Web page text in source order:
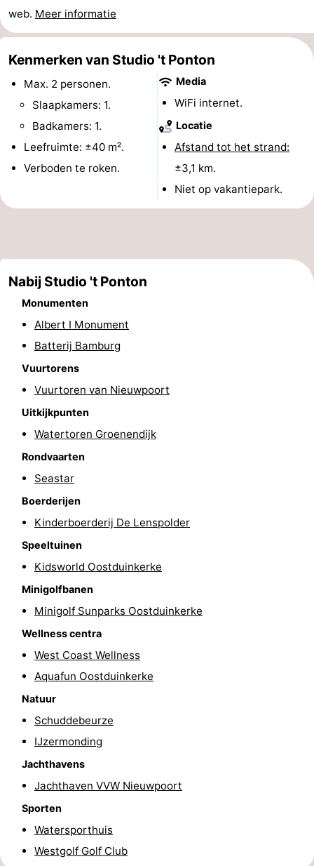
-
Boerderijen
-
Speeltuinen
Binnenspeeltuinen
Minigolfbanen
Wellness
Steden
Sporten
-
Zwembaden
Fietsen
Wandelen
Paardrijden
Surfen
Eten
drinken
Jachthaven
Evenementen
Praktisch
Forum
Route
Parkeren
Nieuws
Medische
adressen
Regio
West-
web. Meer informatie
Kenmerken van Studio 't Ponton
Max. 2 personen.
Slaapkamers: 1.
Badkamers: 1.
Leefruimte: ±40 m².
Verboden te roken.
Media
WiFi internet.
Locatie
Afstand tot het strand:
±3,1 km.
Niet op vakantiepark.
Nabij Studio 't Ponton
Monumenten
Albert I Monument
Batterij Bamburg
Vuurtorens
Vuurtoren van Nieuwpoort
Uitkijkpunten
Watertoren Groenendijk
Rondvaarten
Seastar
Boerderijen
Kinderboerderij De Lenspolder
Speeltuinen
Kidsworld Oostduinkerke
Minigolfbanen
Minigolf Sunparks Oostduinkerke
Wellness centra
West Coast Wellness
Aquafun Oostduinkerke
Natuur
Schuddebeurze
IJzermonding
Jachthavens
Jachthaven VVW Nieuwpoort
Sporten
Watersporthuis
Westgolf Golf Club